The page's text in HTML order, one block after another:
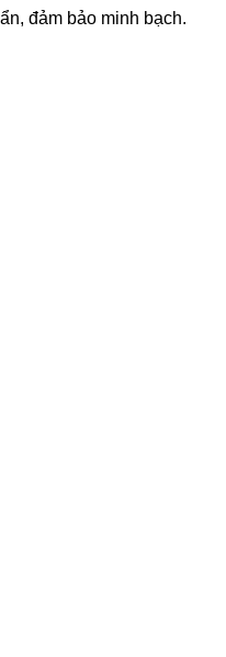
đảm bảo minh bạch.